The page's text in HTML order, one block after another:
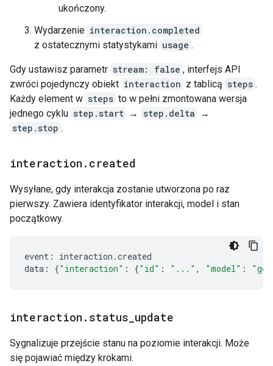
ukończony.
Wydarzenie interaction.completed
z ostatecznymi statystykami usage .
Gdy ustawisz parametr stream: false , interfejs API
zwróci pojedynczy obiekt interaction z tablicą steps .
Każdy element w steps to w pełni zmontowana wersja
jednego cyklu step.start → step.delta
→
step.stop .
interaction . created
Wysyłane, gdy interakcja zostanie utworzona po raz
pierwszy. Zawiera identyfikator interakcji, model i stan
początkowy.
event : interaction .created
data : {"interaction" : {"id" : "..." , "model" :
interaction . status update
Sygnalizuje przejście stanu na poziomie interakcji. Może
się pojawiać między krokami.